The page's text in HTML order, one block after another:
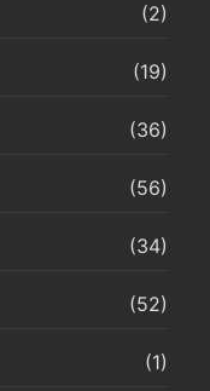
(2)
(19)
(36)
(56)
(34)
(52)
(1)